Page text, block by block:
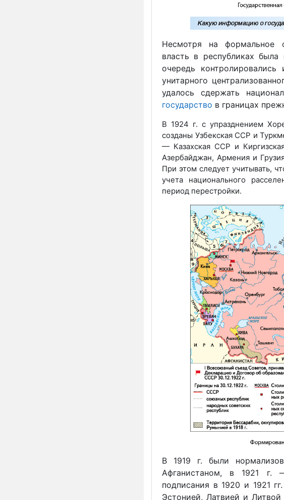
Несмотря на формальное
власть в республиках
очередь
унитарного
удалось сдержать
государство в границах
В 1924 г. с упразднением
созданы Узбекская ССР и
— Казахская ССР и
Азербайджан, Армения и
При этом следует учитывать,
учета национального
период перестройки.
В 1919 г. были
Афганистаном, в 1921 г.
подписания в 1920 и 1921
Эстонией, Латвией и